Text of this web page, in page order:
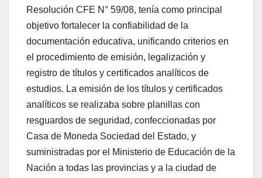
Resolución CFE N° 59/08, tenía como principal
objetivo fortalecer la confiabilidad de la
documentación educativa, unificando criterios en
el procedimiento de emisión, legalización y
registro de títulos y certificados analíticos de
estudios. La emisión de los títulos y certificados
analíticos se realizaba sobre planillas con
resguardos de seguridad, confeccionadas por
Casa de Moneda Sociedad del Estado, y
suministradas por el Ministerio de Educación de la
Nación a todas las provincias y a la ciudad de